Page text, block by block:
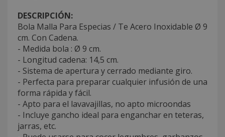
DESCRIPCIÓN:
Bola Malla Para Especias / Te Acero Inoxidable Ø 9
cm. Con Cadena.
- Medida bola : Ø 9 cm.
- Longitud cadena: 14,5 cm.
- Sistema de apertura y cerrado mediante giro.
- Perfecta para preparar cualquier infusión de una
forma rápida y fácil.
- Apto para el lavavajillas, no apto microondas
- Incluye gancho ideal para enganchar en teteras,
jarras, etc.